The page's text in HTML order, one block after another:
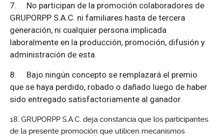
7. No participan de la promoción colaboradores de
GRUPORPP S.A.C. ni familiares hasta de tercera
generación, ni cualquier persona implicada
laboralmente en la producción, promoción, difusión y
administración de esta.
8. Bajo ningún concepto se remplazará el premio
que se haya perdido, robado o dañado luego de haber
sido entregado satisfactoriamente al ganador.
GRUPORPP S.A.C. deja constancia que los participantes
de la presente promoción que utilicen mecanismos